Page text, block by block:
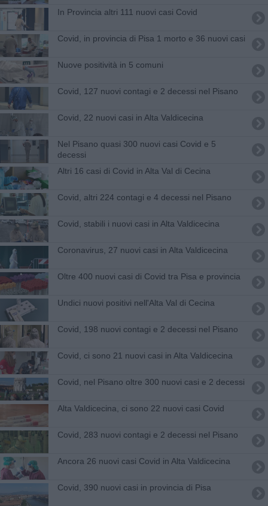
In Provincia altri 111 nuovi casi Covid
Covid, in provincia di Pisa 1 morto e 36 nuovi casi
Nuove positività in 5 comuni
Covid, 127 nuovi contagi e 2 decessi nel Pisano
Covid, 22 nuovi casi in Alta Valdicecina
Nel Pisano quasi 300 nuovi casi Covid e 5
decessi
Altri 16 casi di Covid in Alta Val di Cecina
Covid, altri 224 contagi e 4 decessi nel Pisano
Covid, stabili i nuovi casi in Alta Valdicecina
Coronavirus, 27 nuovi casi in Alta Valdicecina
Oltre 400 nuovi casi di Covid tra Pisa e provincia
Undici nuovi positivi nell'Alta Val di Cecina
Covid, 198 nuovi contagi e 2 decessi nel Pisano
Covid, ci sono 21 nuovi casi in Alta Valdicecina
Covid, nel Pisano oltre 300 nuovi casi e 2 decessi
Alta Valdicecina, ci sono 22 nuovi casi Covid
Covid, 283 nuovi contagi e 2 decessi nel Pisano
Ancora 26 nuovi casi Covid in Alta Valdicecina
Covid, 390 nuovi casi in provincia di Pisa